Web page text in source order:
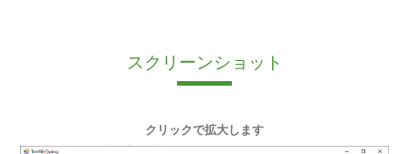
スクリーンショット
クリックで拡大します